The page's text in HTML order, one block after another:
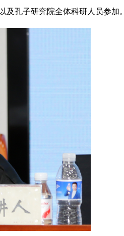
及孔子研究院全体科研人员参加。